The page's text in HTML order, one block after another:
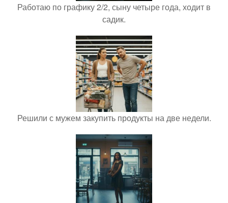
Работаю по графику 2/2, сыну четыре года, ходит в
садик.
Решили с мужем закупить продукты на две недели.